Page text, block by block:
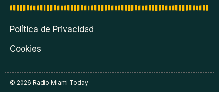
Política de Privacidad
Cookies
© 2026 Radio Miami Today